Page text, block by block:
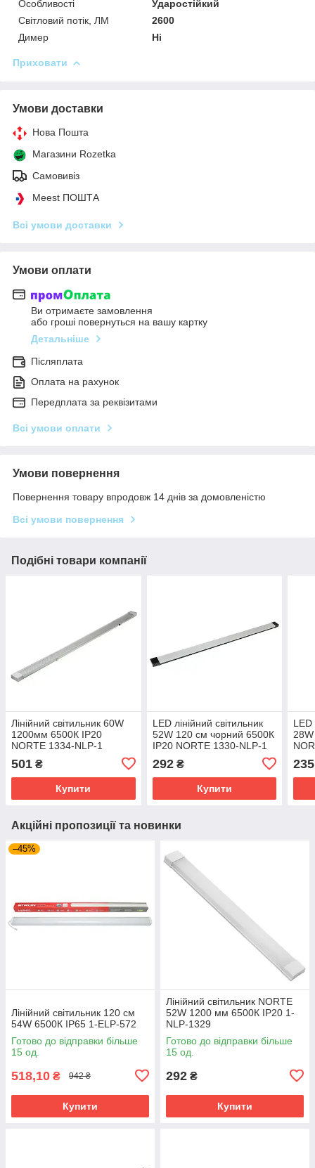
Особливості
Ударостійкий
Світловий потік, ЛМ
2600
Димер
Ні
Приховати
Умови доставки
Нова Пошта
Магазини Rozetka
Самовивіз
Meest ПОШТА
Всі умови доставки
Умови оплати
Ви отримаєте замовлення
або гроші повернуться на вашу картку
Детальніше
Післяплата
Оплата на рахунок
Передплата за реквізитами
Всі умови оплати
Умови повернення
Повернення товару впродовж 14 днів за домовленістю
Всі умови повернення
Подібні товари компанії
Лінійний світильник 60W
1200мм 6500К ІР20
NORTE 1334-NLP-1
501 ₴
Купити
LED лінійний світильник
52W 120 см чорний 6500К
ІР20 NORTE 1330-NLP-1
лінійний світильник 1200
мм
292₴
Купити
LED
235
Акційні пропозиції та новинки
–45%
Лінійний світильник 120 см
54W 6500К ІР65 1-ELP-572
Готово до відправки більше
15 од.
518,10 ₴ 942 ₴
Купити
Лінійний світильник NORTE
52W 1200 мм 6500К ІР20 1-
NLP-1329
Готово до відправки більше
15 од.
292 ₴
Купити